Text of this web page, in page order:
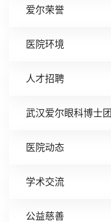
爱尔荣誉
医院环境
人才招聘
武汉爱尔眼科博士团
医院动态
学术交流
公益慈善